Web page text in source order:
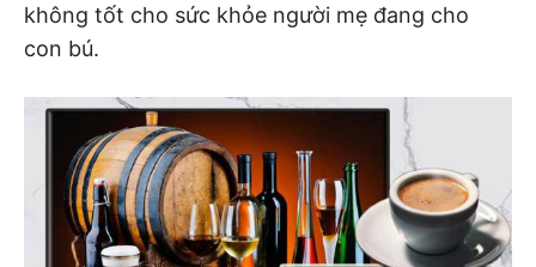
không tốt cho sức khỏe người mẹ đang cho
con bú.